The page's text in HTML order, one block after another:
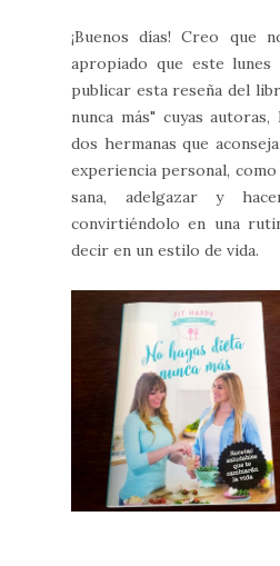
¡Buenos días! Creo que
apropiado que este
publicar esta reseña del
nunca más" cuyas
dos hermanas que
experiencia personal, como
sana, adelgazar y
convirtiéndolo en una
decir en un estilo de vida.